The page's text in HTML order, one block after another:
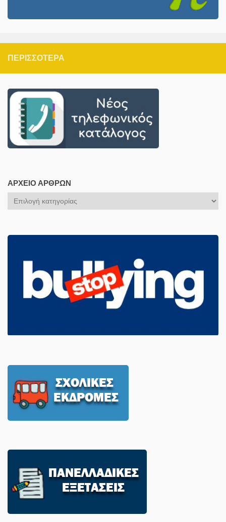
ΠΕΡΙΣΣΌΤΕΡΑ
ΑΡΧΕΊΟ ΆΡΘΡΩΝ
Αρχείο
Άρθρων